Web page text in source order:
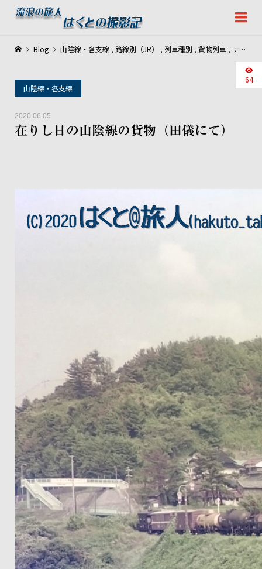
山陰線・各支線
2020.06.05
在りし日の山陰線の貨物（田儀にて）
64
Blog 山陰線・各支線 , 路線別（JR） , 列車種別 , 貨物列車 , テーマ別